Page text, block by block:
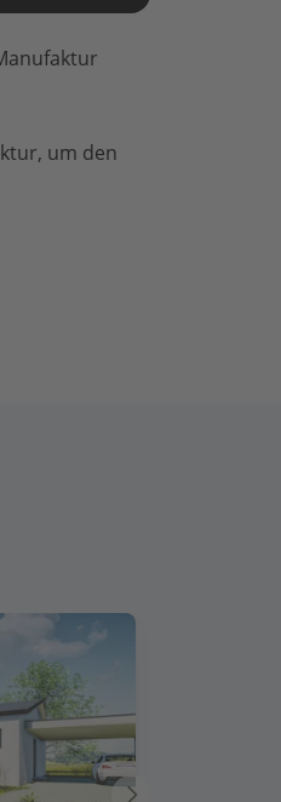
um den